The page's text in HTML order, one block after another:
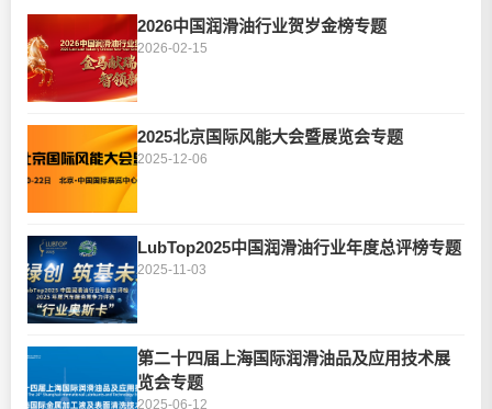
2026中国润滑油行业贺岁金榜专题
2026-02-15
2025北京国际风能大会暨展览会专题
2025-12-06
LubTop2025中国润滑油行业年度总评榜专题
2025-11-03
第二十四届上海国际润滑油品及应用技术展
览会专题
2025-06-12